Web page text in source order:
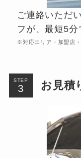
ご連絡いただ
フが、最短5分
※対応エリア・加盟店
STEP お見積